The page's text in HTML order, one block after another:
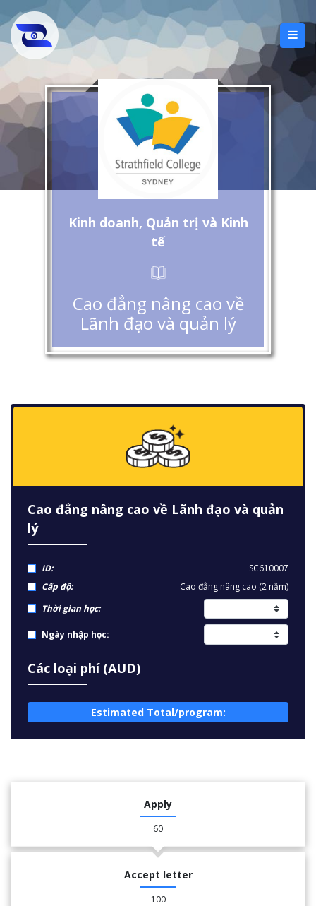
Kinh doanh, Quản trị và Kinh
tế
Cao đẳng nâng cao về
Lãnh đạo và quản lý
Cao đẳng nâng cao về Lãnh đạo và quản
lý
ID:
SC610007
Cấp độ:
Cao đẳng nâng cao (2 năm)
Thời gian học:
Ngày nhập học:
Các loại phí (AUD)
Estimated Total/program:
Apply
60
Accept letter
100